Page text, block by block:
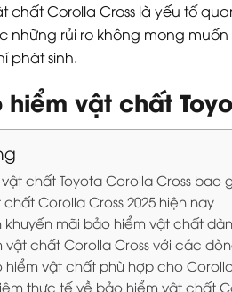
chất Corolla Cross là yếu tố
những rủi ro không mong
phát sinh.
vật chất
chất Toyota Corolla Cross bao
Corolla Cross 2025 hiện nay
mãi bảo hiểm vật chất
vật chất Corolla Cross với các
hiểm vật chất phù hợp cho
thực tế về bảo hiểm vật chất